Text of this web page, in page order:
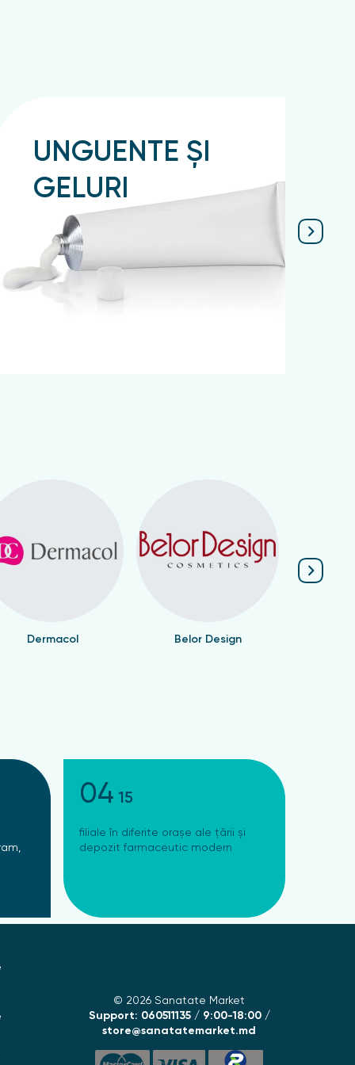
UNGUENTE ȘI
GELURI
Подробнее
Dermacol Belor Design
04 15
filiale în diferite orașe ale țării și
depozit farmaceutic modern
© 2026 Sanatate Market
Support: 060511135 / 9:00-18:00 /
store@sanatatemarket.md